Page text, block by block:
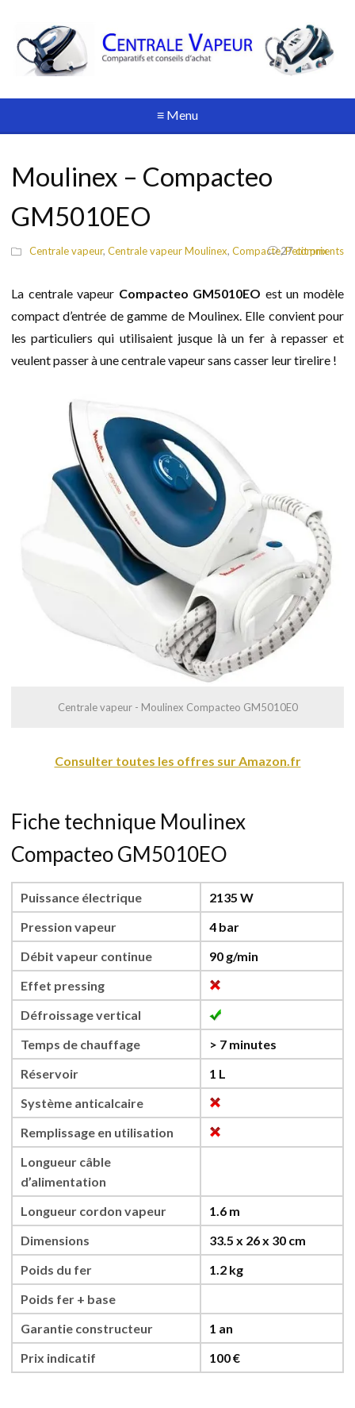
≡ Menu
Moulinex – Compacteo
GM5010EO
Centrale vapeur, Centrale vapeur Moulinex, Compacte,Petit prix
27comments
La centrale vapeur Compacteo GM5010EO est un modèle
compact d’entrée de gamme de Moulinex. Elle convient pour
les particuliers qui utilisaient jusque là un fer à repasser et
veulent passer à une centrale vapeur sans casser leur tirelire !
Centrale vapeur - Moulinex Compacteo GM5010E0
Consulter toutes les offres sur Amazon.fr
Fiche technique Moulinex
Compacteo GM5010EO
Puissance électrique
2135 W
Pression vapeur
4 bar
Débit vapeur continue
90 g/min
Effet pressing
Défroissage vertical
Temps de chauffage
> 7 minutes
Réservoir
1 L
Système anticalcaire
Remplissage en utilisation
Longueur câble
d’alimentation
Longueur cordon vapeur
1.6 m
Dimensions
33.5 x 26 x 30 cm
Poids du fer
1.2 kg
Poids fer + base
Garantie constructeur
1 an
Prix indicatif
100 €